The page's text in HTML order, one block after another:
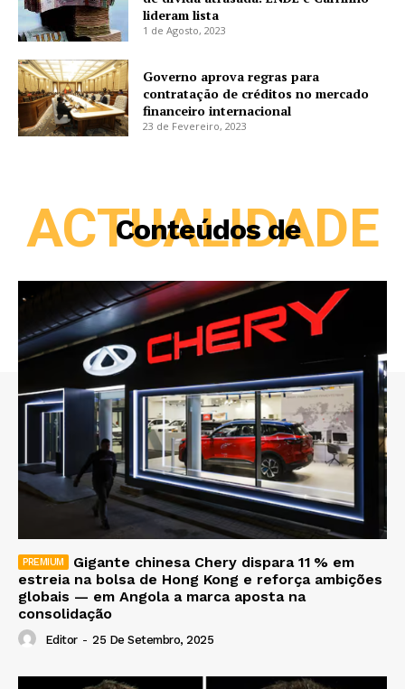
lideram lista
1 de Agosto, 2023
Governo aprova regras para
contratação de créditos no mercado
financeiro internacional
23 de Fevereiro, 2023
Conteúdos de
ACTUALIDADE
Gigante chinesa Chery dispara 11 % em
estreia na bolsa de Hong Kong e reforça ambições
globais — em Angola a marca aposta na
consolidação
Editor - 25 De Setembro, 2025